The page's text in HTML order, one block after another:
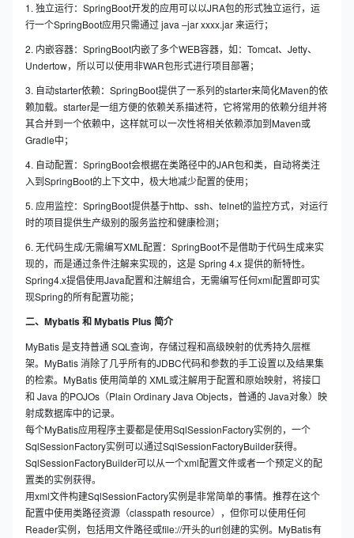
1. 独立运行：SpringBoot开发的应用可以以JRA包的形式独立运行，运
行一个SpringBoot应用只需通过 java –jar xxxx.jar 来运行；
2. 内嵌容器：SpringBoot内嵌了多个WEB容器，如：Tomcat、Jetty、
Undertow，所以可以使用非WAR包形式进行项目部署；
3. 自动starter依赖：SpringBoot提供了一系列的starter来简化Maven的依
赖加载。starter是一组方便的依赖关系描述符，它将常用的依赖分组并将
其合并到一个依赖中，这样就可以一次性将相关依赖添加到Maven或
Gradle中；
4. 自动配置：SpringBoot会根据在类路径中的JAR包和类，自动将类注
入到SpringBoot的上下文中，极大地减少配置的使用；
5. 应用监控：SpringBoot提供基于http、ssh、telnet的监控方式，对运行
时的项目提供生产级别的服务监控和健康检测；
6. 无代码生成/无需编写XML配置：SpringBoot不是借助于代码生成来实
现的，而是通过条件注解来实现的，这是 Spring 4.x 提供的新特性。
Spring4.x提倡使用Java配置和注解组合，无需编写任何xml配置即可实
现Spring的所有配置功能；
二、Mybatis 和 Mybatis Plus 简介
MyBatis 是支持普通 SQL查询，存储过程和高级映射的优秀持久层框
架。MyBatis 消除了几乎所有的JDBC代码和参数的手工设置以及结果集
的检索。MyBatis 使用简单的 XML或注解用于配置和原始映射，将接口
和 Java 的POJOs（Plain Ordinary Java Objects，普通的 Java对象）映
射成数据库中的记录。
每个MyBatis应用程序主要都是使用SqlSessionFactory实例的，一个
SqlSessionFactory实例可以通过SqlSessionFactoryBuilder获得。
SqlSessionFactoryBuilder可以从一个xml配置文件或者一个预定义的配
置类的实例获得。
用xml文件构建SqlSessionFactory实例是非常简单的事情。推荐在这个
配置中使用类路径资源（classpath resource），但你可以使用任何
Reader实例，包括用文件路径或file://开头的url创建的实例。MyBatis有